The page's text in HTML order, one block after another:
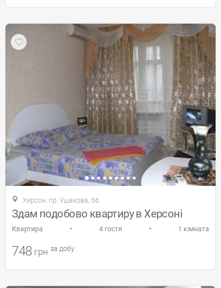
Херсон, пр. Ушакова, 66
Здам подобово квартиру в Херсоні
Квартира • 4 гостя • 1 кімната
748 грн за добу